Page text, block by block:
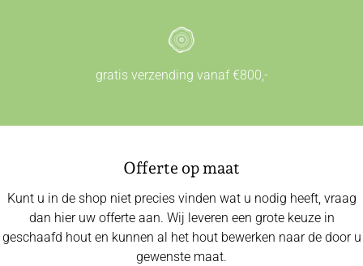
gratis verzending vanaf €800,-
Offerte op maat
Kunt u in de shop niet precies vinden wat u nodig heeft, vraag
dan hier uw offerte aan. Wij leveren een grote keuze in
geschaafd hout en kunnen al het hout bewerken naar de door u
gewenste maat.